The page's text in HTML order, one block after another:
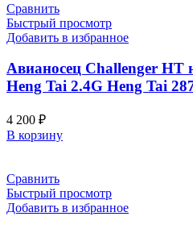
Сравнить
Быстрый просмотр
Добавить в избранное
Авианосец Challenger HT
Heng Tai 2.4G Heng Tai
4 200 ₽
В корзину
Сравнить
Быстрый просмотр
Добавить в избранное